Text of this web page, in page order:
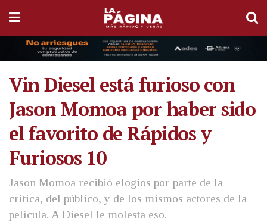
Vin Diesel está furioso con
Jason Momoa por haber sido
el favorito de Rápidos y
Furiosos 10
Jason Momoa recibió elogios por parte de la
crítica, del público, y de los mismos actores de la
película. A Diesel le molesta eso.